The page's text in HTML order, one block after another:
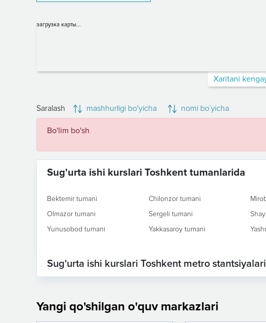
загрузка карты...
Xaritani
Saralash mashhurligi bo'yicha nomi bo`yicha
Bo'lim bo'sh
Sug'urta ishi kurslari Toshkent tumanlarida
Bektemir tumani Chilonzor tumani
Olmazor tumani
Sergeli tumani
Yunusobod tumani
Yakkasaroy tumani
Sug'urta ishi kurslari Toshkent metro
Yangi qo'shilgan o'quv markazlari